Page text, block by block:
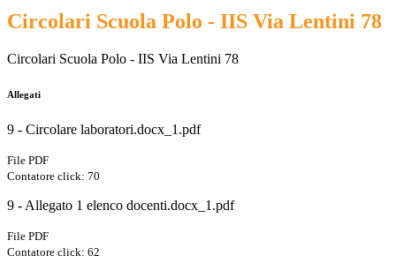
Circolari Scuola Polo - IIS Via Lentini 78
Circolari Scuola Polo - IIS Via Lentini 78
Allegati
9 - Circolare laboratori.docx_1.pdf
File PDF
Contatore click: 70
9 - Allegato 1 elenco docenti.docx_1.pdf
File PDF
Contatore click: 62